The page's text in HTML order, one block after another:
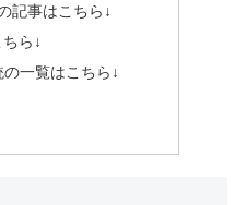
記事はこちら↓
ら↓
一覧はこちら↓